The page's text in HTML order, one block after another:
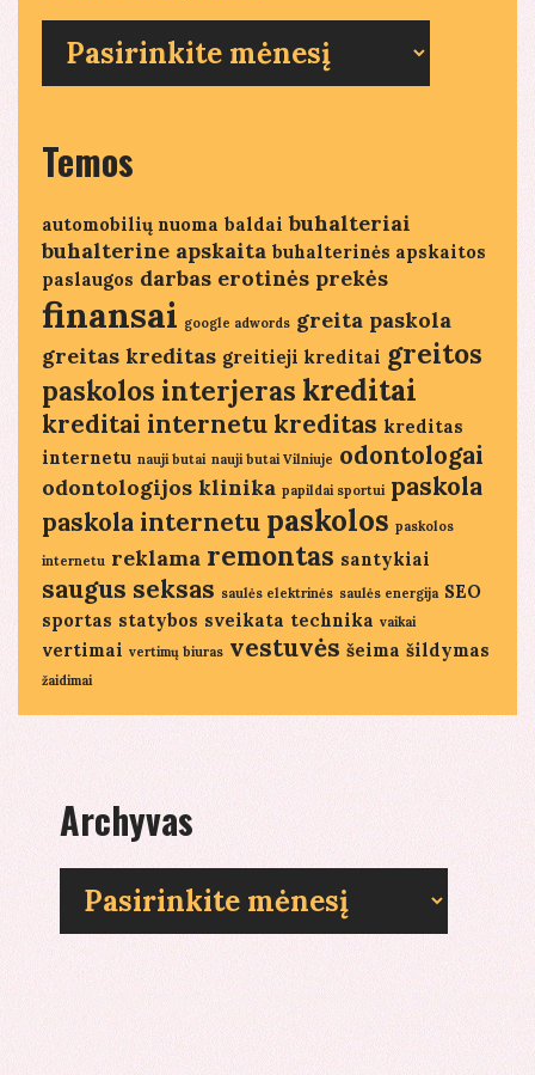
straipsniai
Temos
automobilių nuoma baldai buhalteriai
buhalterine apskaita buhalterinės apskaitos
paslaugos darbas erotinės prekės
finansai google adwords greita paskola
greitas kreditas greitieji kreditai greitos
paskolos interjeras kreditai
kreditai internetu kreditas kreditas
internetu nauji butai nauji butai Vilniuje odontologai
odontologijos klinika papildai sportui paskola
paskola internetu paskolos paskolos
internetu reklama remontas santykiai
saugus seksas saulės elektrinės saulės energija SEO
sportas statybos sveikata technika vaikai
vertimai vertimų biuras vestuvės šeima šildymas
žaidimai
Archyvas